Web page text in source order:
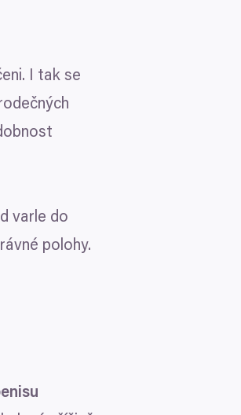
I tak se
varle do
polohy.